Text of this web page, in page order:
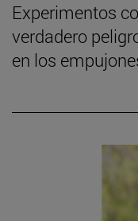
Experimentos
verdadero
en los